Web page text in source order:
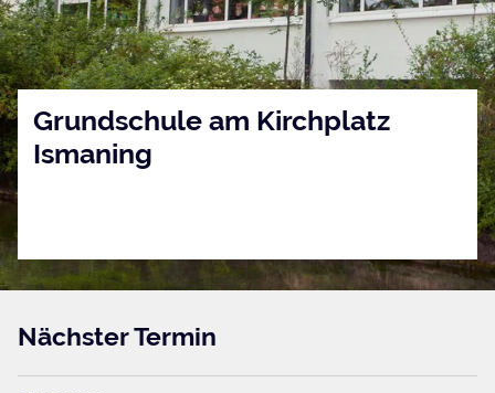
Grundschule am Kirchplatz
Ismaning
Nächster Termin